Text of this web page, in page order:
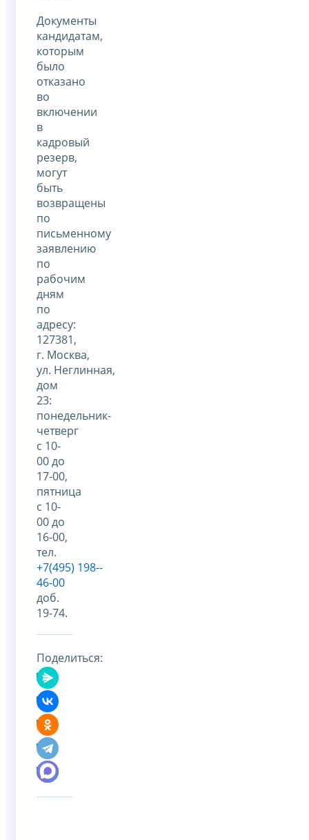
Документы
кандидатам,
которым
было
отказано
во
включении
в
кадровый
резерв,
могут
быть
возвращены
по
письменному
заявлению
по
рабочим
дням
по
адресу:
127381,
г. Москва,
ул. Неглинная,
дом
23:
понедельник-
четверг
с 10-
00 до
17-00,
пятница
с 10-
00 до
16-00,
тел.
+7(495) 198-­
46-­00
доб.
19-74.
Поделиться: